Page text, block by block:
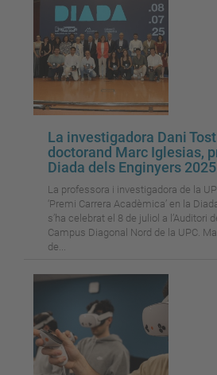
La investigadora Dani Tost
doctorand Marc Iglesias,
Diada dels Enginyers 2025
La professora i investigadora de la
‘Premi Carrera Acadèmica’ en la
s’ha celebrat el 8 de juliol a l’Auditori
Campus Diagonal Nord de la UPC.
de...